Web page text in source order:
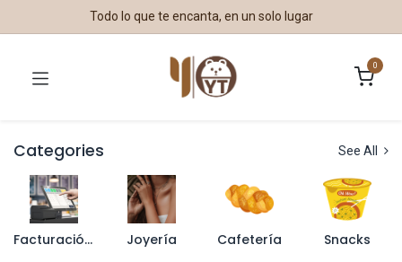
Todo lo que te encanta, en un solo lugar
0
Categories See All
Facturación y Puntos de Venta Joyería Cafetería Snacks